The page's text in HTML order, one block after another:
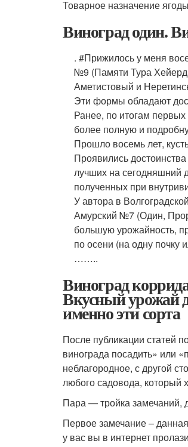
Товарное назначение
Виноград один.
. #Прижилось у меня
№9 (Памяти Тура
Аметистовый и
Эти формы обладают
Ранее, по итогам
более полную и
Прошло восемь лет,
Проявились
лучших на сегодняшний
полученных при
У автора в
Амурский №7 (Один,
большую урожайность,
по осени (на одну
……..
Виноград
Вкусный урожай
именно эти сорта
После публикации статей
винограда посадить» или
неблагородное, с другой
любого садовода, который
Пара — тройка замечаний,
Первое замечание –
у вас вы в интернет